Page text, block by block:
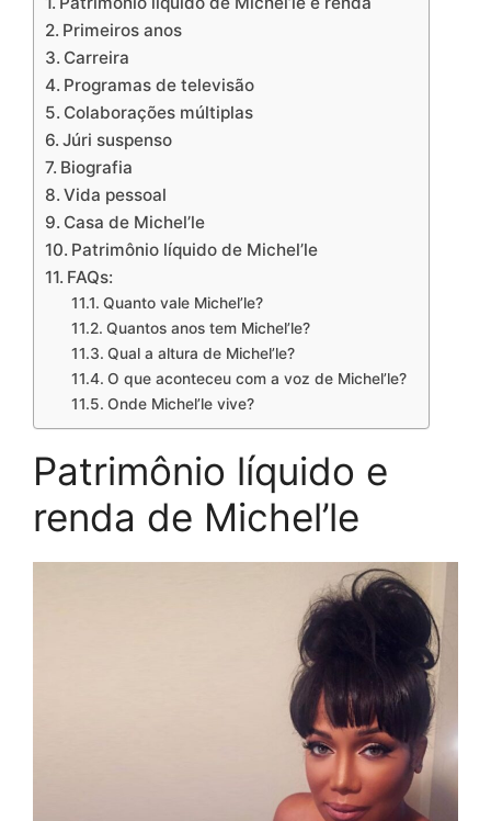
Primeiros anos
Carreira
Programas de televisão
Colaborações múltiplas
Júri suspenso
Biografia
Vida pessoal
Casa de Michel’le
Patrimônio líquido de Michel’le
FAQs:
Quanto vale Michel’le?
Quantos anos tem Michel’le?
Qual a altura de Michel’le?
O que aconteceu com a voz de Michel’le?
Onde Michel’le vive?
Patrimônio líquido e
renda de Michel’le